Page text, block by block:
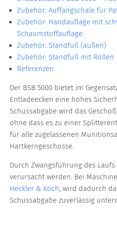
Zubehör: Auffangschale für
Zubehör: Handauflage mit
Schaumstoffauflage.
Zubehör: Standfuß (außen)
Zubehör: Standfuß mit Rollen
Referenzen
Der BSB 5000 bietet im
Entladeecken eine hohes
Schussabgabe wird das
ohne dass es zu einer
für alle zugelassenen
Hartkerngeschosse.
Durch Zwangsführung des
verursacht werden. Bei
Heckler & Koch, wird dadurch
Schussabgabe zuverlässig